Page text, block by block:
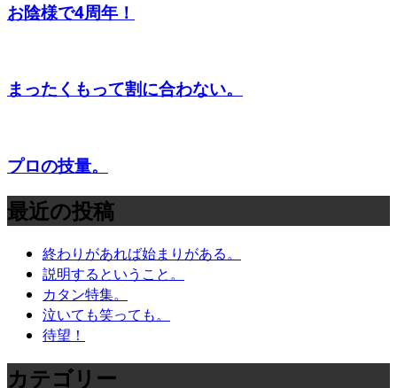
お陰様で4周年！
まったくもって割に合わない。
プロの技量。
最近の投稿
終わりがあれば始まりがある。
説明するということ。
カタン特集。
泣いても笑っても。
待望！
カテゴリー